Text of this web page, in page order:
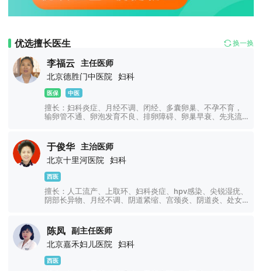
优选擅长医生 换一换
李福云
主任医师
北京德胜门中医院
妇科
医保 中医
擅长：妇科炎症、月经不调、闭经、多囊卵巢、不孕不育，
输卵管不通、卵泡发育不良、排卵障碍、卵巢早衰、先兆流
炎、乳腺增生、乳腺囊肿、乳腺纤维瘤、乳腺癌、乳腺肿
块、乳腺疼痛等妇科及乳腺疾病。
于俊华
主治医师
北京十里河医院
妇科
西医
擅长：人工流产、上取环、妇科炎症、hpv感染、尖锐湿疣、
阴部长异物、月经不调、阴道紧缩、宫颈炎、阴道炎、处女
带异常、宫颈病变、宫颈息肉、宫颈囊肿、宫颈肥大、前庭
大腺囊肿、更年期综合征、外阴瘙痒、子宫内膜炎、多囊卵
巢、宫颈糜烂等妇科常见病、多发病有30多年的实践丰富临
陈凤
副主任医师
北京嘉禾妇儿医院
妇科
西医